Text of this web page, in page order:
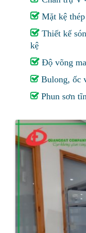
Mặt kệ
Thiết kế
kệ
Độ võng
Bulong, ốc
Phun sơn